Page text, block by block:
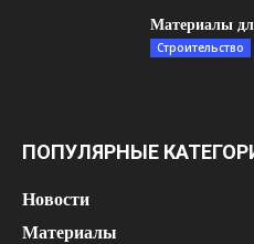
Материалы
Строительство
ПОПУЛЯРНЫЕ
Новости
Материалы